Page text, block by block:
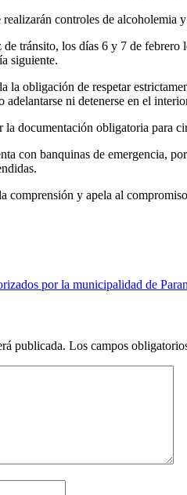
realizarán controles de
tránsito, los días 6 y 7 de febrero
siguiente.
la obligación de respetar
ni detenerse en el
la documentación obligatoria
con banquinas de emergencia,
comprensión y apela al
por la municipalidad de
publicada. Los campos